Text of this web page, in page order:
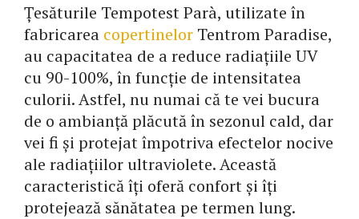
Țesăturile Tempotest Parà, utilizate în
fabricarea copertinelor Tentrom Paradise,
au capacitatea de a reduce radiațiile UV
cu 90-100%, în funcție de intensitatea
culorii. Astfel, nu numai că te vei bucura
de o ambianță plăcută în sezonul cald, dar
vei fi și protejat împotriva efectelor nocive
ale radiațiilor ultraviolete. Această
caracteristică îți oferă confort și îți
protejează sănătatea pe termen lung.